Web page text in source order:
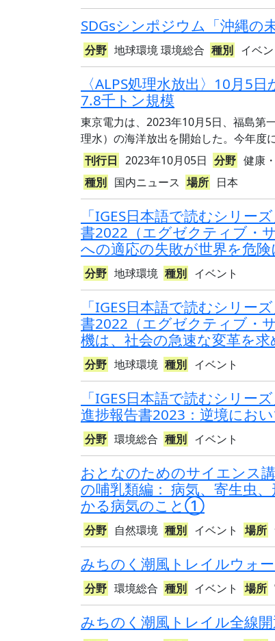
SDGsシンポジウム「沖縄の
分野 地球環境環境総合 種別 イベン
〈ALPS処理水放出〉10月5
7.8千トン規模
東京電力は、2023年10月5日、福島第
理水）の海洋放出を開始した。今年度
刊行日 2023年10月05日 分野 健康
種別 国内ニュース 場所 日本
「IGES日本語で読むシリー
書2022（エグゼクティブ・
への適応の失敗が世界を危険
分野 地球環境 種別 イベント
「IGES日本語で読むシリー
書2022（エグゼクティブ・
機は、社会の急速な変革を求
分野 地球環境 種別 イベント
「IGES日本語で読むシリー
進捗報告書2023：逆境にお
分野 環境総合 種別 イベント
おとなのためのサイエンス
の哺乳類編： 病気、寄生虫
かる病気のこと①
分野 自然環境 種別 イベント 場所
みちのく潮風トレイルウォ
分野 環境総合 種別 イベント 場所
みちのく潮風トレイル全線